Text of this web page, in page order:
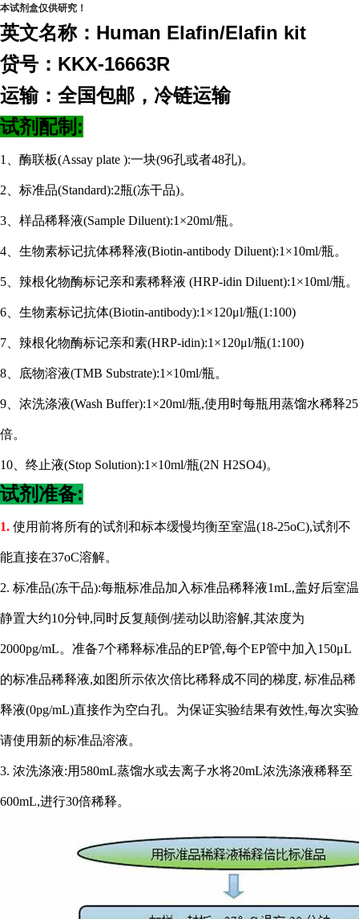
本试剂盒仅供研究！
英文名称：Human Elafin/Elafin kit
贷号：KKX-16663R
运输：全国包邮，冷链运输
试剂配制:
1、酶联板(Assay plate ):一块(96孔或者48孔)。
2、标准品(Standard):2瓶(冻干品)。
3、样品稀释液(Sample Diluent):1×20ml/瓶。
4、生物素标记抗体稀释液(Biotin-antibody Diluent):1×10ml/瓶。
5、辣根化物酶标记亲和素稀释液 (HRP-idin Diluent):1×10ml/瓶。
6、生物素标记抗体(Biotin-antibody):1×120μl/瓶(1:100)
7、辣根化物酶标记亲和素(HRP-idin):1×120μl/瓶(1:100)
8、底物溶液(TMB Substrate):1×10ml/瓶。
9、浓洗涤液(Wash Buffer):1×20ml/瓶,使用时每瓶用蒸馏水稀释25
倍。
10、终止液(Stop Solution):1×10ml/瓶(2N H2SO4)。
试剂准备:
1. 使用前将所有的试剂和标本缓慢均衡至室温(18-25oC),试剂不
能直接在37oC溶解。
2. 标准品(冻干品):每瓶标准品加入标准品稀释液1mL,盖好后室温
静置大约10分钟,同时反复颠倒/搓动以助溶解,其浓度为
2000pg/mL。准备7个稀释标准品的EP管,每个EP管中加入150μL
的标准品稀释液,如图所示依次倍比稀释成不同的梯度, 标准品稀
释液(0pg/mL)直接作为空白孔。为保证实验结果有效性,每次实验
请使用新的标准品溶液。
3. 浓洗涤液:用580mL蒸馏水或去离子水将20mL浓洗涤液稀释至
600mL,进行30倍稀释。